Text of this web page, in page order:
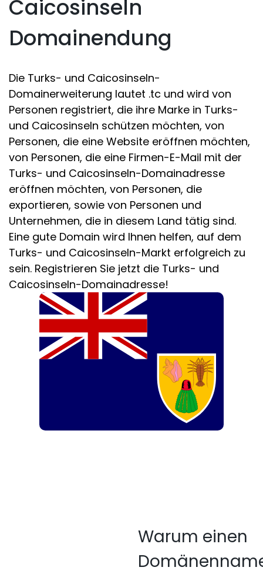
Caicosinseln
Domainendung
Die Turks- und Caicosinseln-
Domainerweiterung lautet .tc und wird von
Personen registriert, die ihre Marke in Turks-
und Caicosinseln schützen möchten, von
Personen, die eine Website eröffnen möchten,
von Personen, die eine Firmen-E-Mail mit der
Turks- und Caicosinseln-Domainadresse
eröffnen möchten, von Personen, die
exportieren, sowie von Personen und
Unternehmen, die in diesem Land tätig sind.
Eine gute Domain wird Ihnen helfen, auf dem
Turks- und Caicosinseln-Markt erfolgreich zu
sein. Registrieren Sie jetzt die Turks- und
Caicosinseln-Domainadresse!
Warum einen